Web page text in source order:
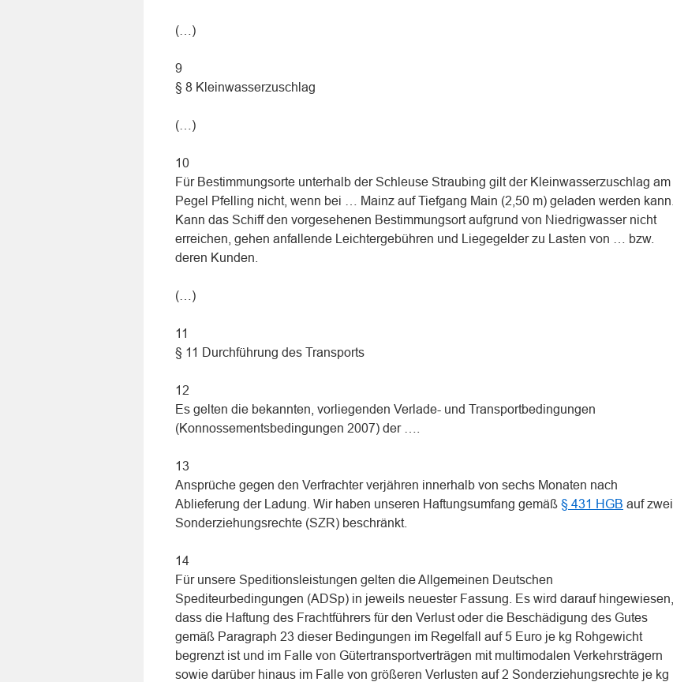
(…)
9
§ 8 Kleinwasserzuschlag
(…)
10
Für Bestimmungsorte unterhalb der Schleuse Straubing gilt der Kleinwasserzuschlag am
Pegel Pfelling nicht, wenn bei … Mainz auf Tiefgang Main (2,50 m) geladen werden kann.
Kann das Schiff den vorgesehenen Bestimmungsort aufgrund von Niedrigwasser nicht
erreichen, gehen anfallende Leichtergebühren und Liegegelder zu Lasten von … bzw.
deren Kunden.
(…)
11
§ 11 Durchführung des Transports
12
Es gelten die bekannten, vorliegenden Verlade- und Transportbedingungen
(Konnossementsbedingungen 2007) der ….
13
Ansprüche gegen den Verfrachter verjähren innerhalb von sechs Monaten nach
Ablieferung der Ladung. Wir haben unseren Haftungsumfang gemäß § 431 HGB auf zwei
Sonderziehungsrechte (SZR) beschränkt.
14
Für unsere Speditionsleistungen gelten die Allgemeinen Deutschen
Spediteurbedingungen (ADSp) in jeweils neuester Fassung. Es wird darauf hingewiesen,
dass die Haftung des Frachtführers für den Verlust oder die Beschädigung des Gutes
gemäß Paragraph 23 dieser Bedingungen im Regelfall auf 5 Euro je kg Rohgewicht
begrenzt ist und im Falle von Gütertransportverträgen mit multimodalen Verkehrsträgern
sowie darüber hinaus im Falle von größeren Verlusten auf 2 Sonderziehungsrechte je kg